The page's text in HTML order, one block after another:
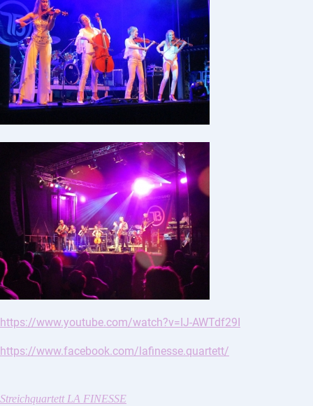
https://www.youtube.com/watch?v=IJ-AWTdf29I
https://www.facebook.com/lafinesse.quartett/
Streichquartett LA FINESSE